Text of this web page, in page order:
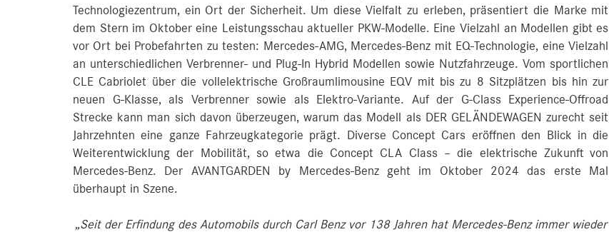
Technologiezentrum, ein Ort der Sicherheit. Um diese Vielfalt zu erleben, präsentiert die Marke mit
dem Stern im Oktober eine Leistungsschau aktueller PKW-Modelle. Eine Vielzahl an Modellen gibt es
vor Ort bei Probefahrten zu testen: Mercedes-AMG, Mercedes-Benz mit EQ-Technologie, eine Vielzahl
an unterschiedlichen Verbrenner- und Plug-In Hybrid Modellen sowie Nutzfahrzeuge. Vom sportlichen
CLE Cabriolet über die vollelektrische Großraumlimousine EQV mit bis zu 8 Sitzplätzen bis hin zur
neuen G-Klasse, als Verbrenner sowie als Elektro-Variante. Auf der G-Class Experience-Offroad
Strecke kann man sich davon überzeugen, warum das Modell als DER GELÄNDEWAGEN zurecht seit
Jahrzehnten eine ganze Fahrzeugkategorie prägt. Diverse Concept Cars eröffnen den Blick in die
Weiterentwicklung der Mobilität, so etwa die Concept CLA Class – die elektrische Zukunft von
Mercedes-Benz. Der AVANTGARDEN by Mercedes-Benz geht im Oktober 2024 das erste Mal
überhaupt in Szene.
„Seit der Erfindung des Automobils durch Carl Benz vor 138 Jahren hat Mercedes‑Benz immer wieder